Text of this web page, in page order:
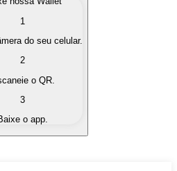
de seu interesse de forma
em moeda fiduciária
por outra
1
do seu celular.
2
o QR.
3
o app.